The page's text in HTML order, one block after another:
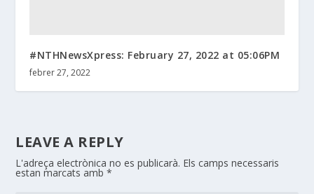
#NTHNewsXpress: February 27, 2022 at 05:06PM
febrer 27, 2022
LEAVE A REPLY
L'adreça electrònica no es publicarà. Els camps necessaris
estan marcats amb*